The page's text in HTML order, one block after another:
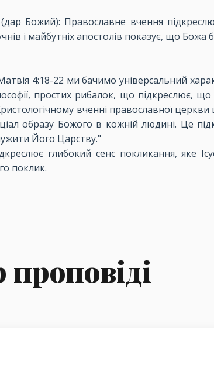
(дар Божий): Православне вчення
і майбутніх апостолів показує, що
4:18-22 ми бачимо універсальний
простих рибалок, що підкреслює,
вченні православної
образу Божого в кожній людині. Це
Його Царству."
глибокий сенс покликання, яке
поклик.